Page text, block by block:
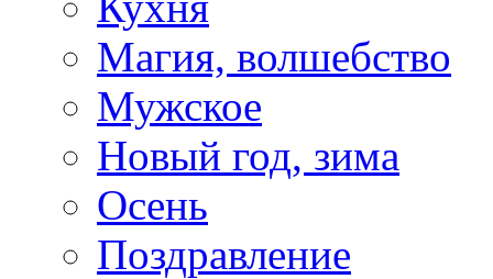
Магия, волшебство
Мужское
Новый год, зима
Осень
Поздравление